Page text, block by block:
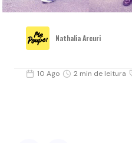
Nathalia Arcuri
10 Ago 2 min de leitura